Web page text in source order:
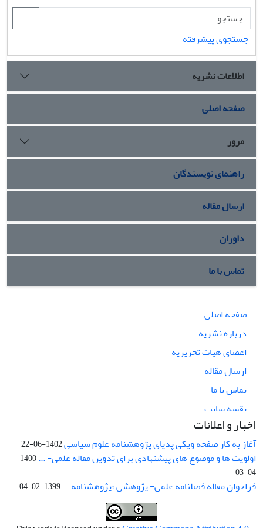
جستجوی پیشرفته
اطلاعات نشریه
صفحه اصلی
مرور
راهنمای نویسندگان
ارسال مقاله
داوران
تماس با ما
صفحه اصلی
درباره نشریه
اعضای هیات تحریریه
ارسال مقاله
تماس با ما
نقشه سایت
اخبار و اعلانات
آغاز به کار صفحه ویکی پدیای پژوهشنامه علوم سیاسی1402-06-22
اولویت ها و موضوع های پیشنهادی برای تدوین مقاله علمی- ...
1400-
04-03
فراخوان مقاله فصلنامه علمی- پژوهشی «پژوهشنامه ...1399-02-04